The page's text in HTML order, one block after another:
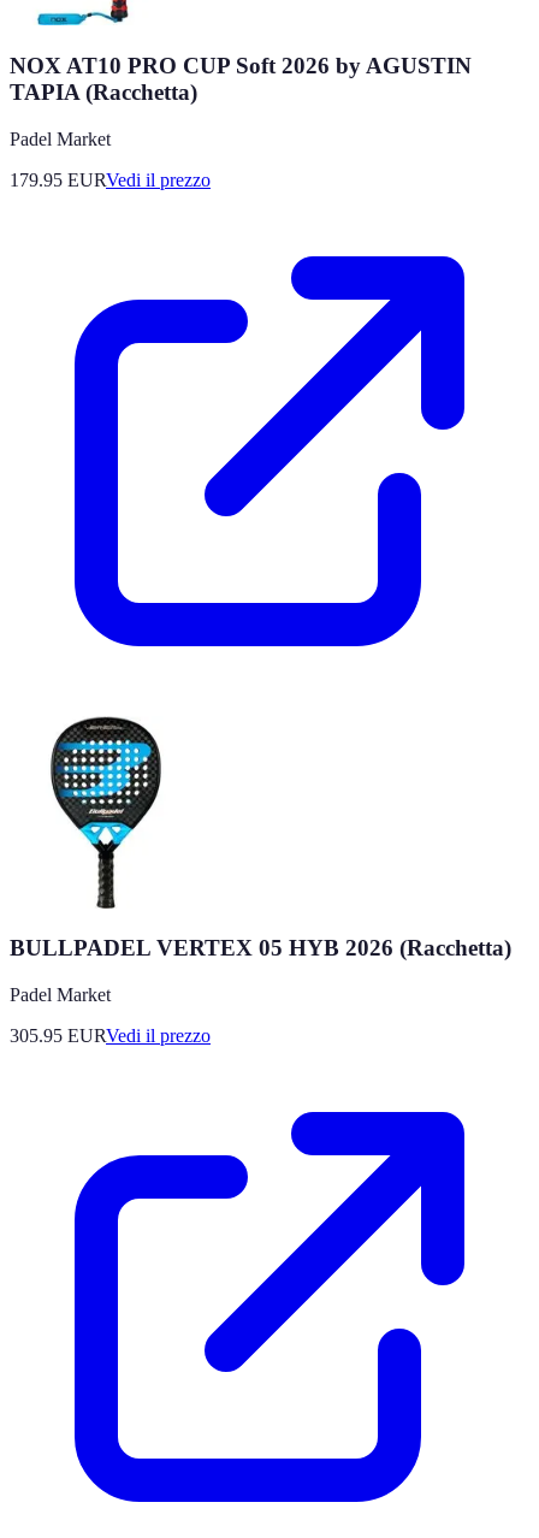
NOX AT10 PRO CUP Soft 2026 by AGUSTIN
TAPIA (Racchetta)
Padel Market
179.95 EURVedi il prezzo
BULLPADEL VERTEX 05 HYB 2026 (Racchetta)
Padel Market
305.95 EURVedi il prezzo